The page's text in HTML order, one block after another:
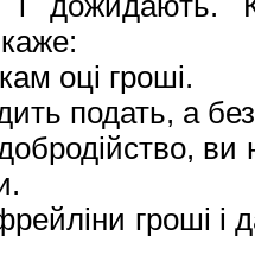
оці гроші.
подать, а
ви
гроші і